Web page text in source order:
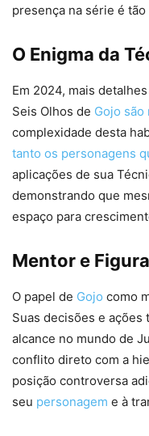
presença na série é
O Enigma da
Em 2024, mais
Seis Olhos de Gojo são
complexidade desta
tanto os personagens
aplicações de sua
demonstrando que
espaço para
Mentor e
O papel de Gojo como
Suas decisões e
alcance no mundo de
conflito direto com a
posição controversa
seu personagem e à